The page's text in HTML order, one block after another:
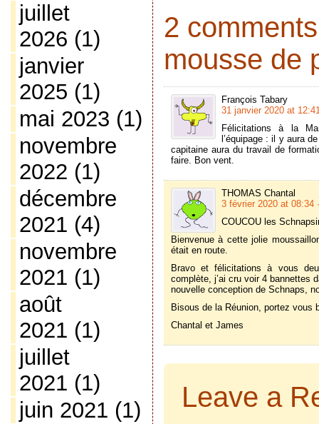
juillet
2026 (1)
janvier
2025 (1)
mai 2023 (1)
novembre
2022 (1)
décembre
2021 (4)
novembre
2021 (1)
août
2021 (1)
juillet
2021 (1)
juin 2021 (1)
2
mousse de
François Tabary
31 janvier 2020 at
Félicitations à la
l’équipage : il y aura
capitaine aura du travail de
faire. Bon vent.
THOMAS Chantal
3 février 2020 at 08:34
COUCOU les
Bienvenue à cette jolie
était en route.
Bravo et félicitations à vous
complète, j’ai cru voir 4 bannettes
nouvelle conception de Schnaps,
Bisous de la Réunion, portez vous
Chantal et James
Leave a